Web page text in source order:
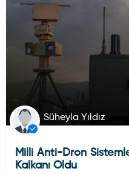
Süheyla Yıldız
Milli Anti-Dron
Kalkanı Oldu